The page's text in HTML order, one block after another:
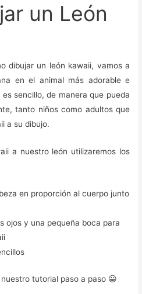
un León
dibujar un león kawaii, vamos a
en el animal más adorable e
sencillo, de manera que pueda
tanto niños como adultos que
a su dibujo.
a nuestro león utilizaremos los
en proporción al cuerpo junto
ojos y una pequeña boca para
tutorial paso a paso 😀